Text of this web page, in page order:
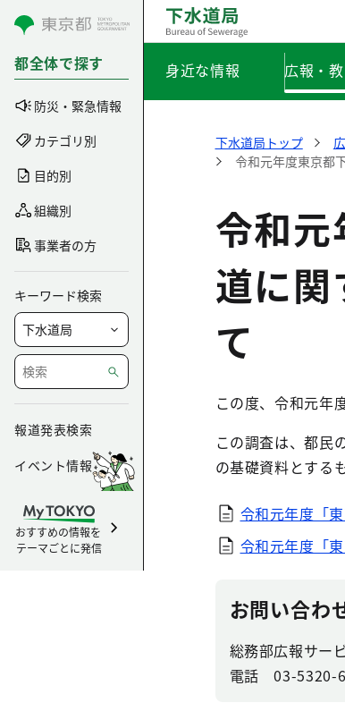
コンテンツにスキップ
都全体で探す
防災・緊急情報
カテゴリ別
目的別
組織別
事業者の方
キーワード検索
報道発表検索
イベント情報
おすすめの情報を
テーマごとに発信
身近な情報 広報・
下水道局トップ
令和元年度東京都
令和
道に
て
この度、令和元年
この調査は、都民
の基礎資料とする
令和元年度「
令和元年度「
お問い合わ
総務部広報サー
電話 03-5320-